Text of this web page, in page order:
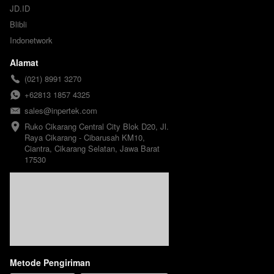
JD.ID
Blibli
Indonetwork
Alamat
(021) 8991 3270
+62813 1857 4325
sales@inpertek.com
Ruko Cikarang Central City Blok D20, Jl.
Raya Cikarang - Cibarusah KM10,
Ciantra, Cikarang Selatan, Jawa Barat
17530
Metode Pengiriman